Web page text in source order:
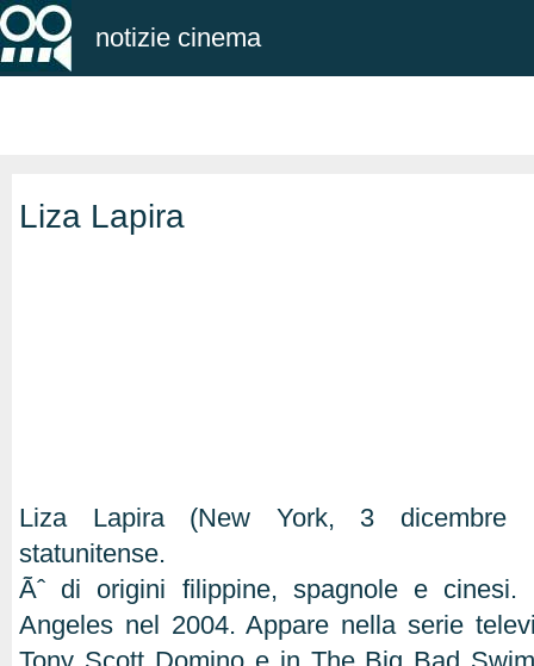
notizie cinema
Liza Lapira
Liza Lapira (New York, 3 dicembre
statunitense.
Ãˆ di origini filippine, spagnole e
Angeles nel 2004. Appare nella serie